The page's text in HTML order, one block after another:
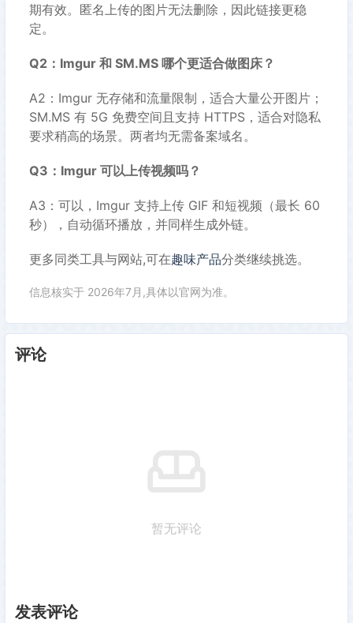
期有效。匿名上传的图片无法删除，因此链接更稳
定。
Q2：Imgur 和 SM.MS 哪个更适合做图床？
A2：Imgur 无存储和流量限制，适合大量公开图片；
SM.MS 有 5G 免费空间且支持 HTTPS，适合对隐私
要求稍高的场景。两者均无需备案域名。
Q3：Imgur 可以上传视频吗？
A3：可以，Imgur 支持上传 GIF 和短视频（最长 60
秒），自动循环播放，并同样生成外链。
更多同类工具与网站,可在趣味产品分类继续挑选。
信息核实于 2026年7月,具体以官网为准。
评论
暂无评论
发表评论